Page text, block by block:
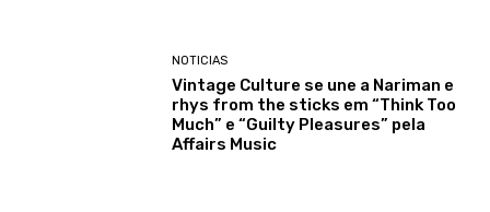
NOTICIAS
Vintage Culture se une a Nariman e
rhys from the sticks em “Think Too
Much” e “Guilty Pleasures” pela
Affairs Music